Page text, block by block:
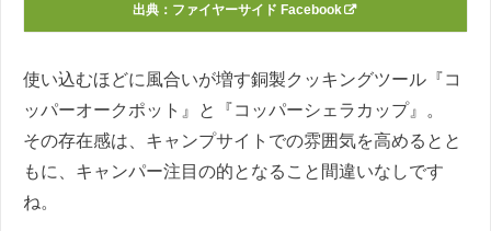
出典： ファイヤーサイド Facebook
使い込むほどに風合いが増す銅製クッキングツール『コ
ッパーオークポット』と『コッパーシェラカップ』。
その存在感は、キャンプサイトでの雰囲気を高めるとと
もに、キャンパー注目の的となること間違いなしです
ね。